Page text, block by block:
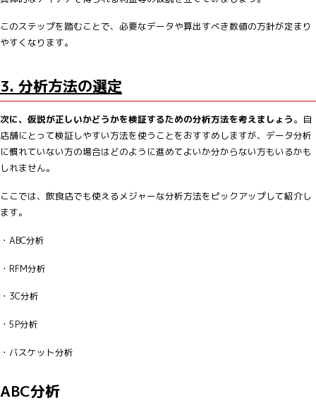
このステップを踏むことで、必要なデータや算出すべき数値の方針が定まり
やすくなります。
3. 分析方法の選定
次に、仮説が正しいかどうかを検証するための分析方法を考えましょう。自
店舗にとって検証しやすい方法を使うことをおすすめしますが、データ分析
に慣れていない方の場合はどのように進めてよいか分からない方もいるかも
しれません。
ここでは、飲食店でも使えるメジャーな分析方法をピックアップして紹介し
ます。
・ABC分析
・RFM分析
・3C分析
・5P分析
・バスケット分析
ABC分析